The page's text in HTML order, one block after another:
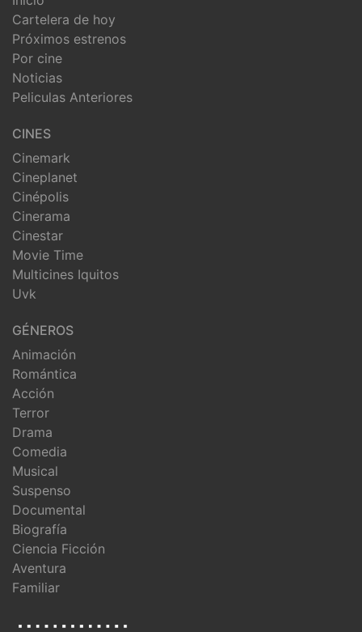
Cartelera de hoy
Próximos estrenos
Por cine
Noticias
Peliculas Anteriores
CINES
Cinemark
Cineplanet
Cinépolis
Cinerama
Cinestar
Movie Time
Multicines Iquitos
Uvk
GÉNEROS
Animación
Romántica
Acción
Terror
Drama
Comedia
Musical
Suspenso
Documental
Biografía
Ciencia Ficción
Aventura
Familiar